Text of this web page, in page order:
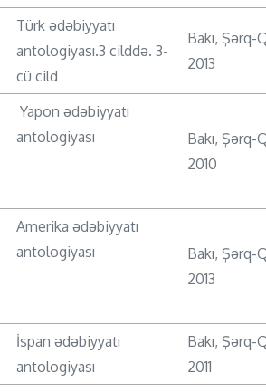
Türk ədəbiyyatı
antologiyası.3 cilddə. 3-
cü cild
Bakı, Şərq-
2013
Yapon ədəbiyyatı
antologiyası
Bakı, Şərq-
2010
Amerika ədəbiyyatı
antologiyası
Bakı, Şərq-
2013
İspan ədəbiyyatı
antologiyası
Bakı, Şərq-
2011